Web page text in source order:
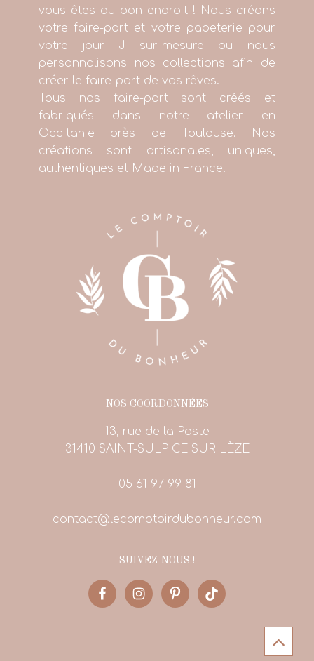
vous êtes au bon endroit ! Nous créons
votre faire-part et votre papeterie pour
votre jour J sur-mesure ou nous
personnalisons nos collections afin de
créer le faire-part de vos rêves.
Tous nos faire-part sont créés et
fabriqués dans notre atelier en
Occitanie près de Toulouse. Nos
créations sont artisanales, uniques,
authentiques et Made in France.
NOS COORDONNÉES
13, rue de la Poste
31410 SAINT-SULPICE SUR LÈZE
05 61 97 99 81
contact@lecomptoirdubonheur.com
SUIVEZ-NOUS !